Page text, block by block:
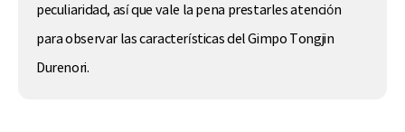
peculiaridad, así que vale la pena prestarles atención
para observar las características del Gimpo Tongjin
Durenori.